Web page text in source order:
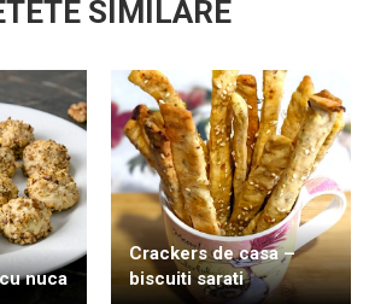
SIMILARE
nuca
Crackers de casa –
biscuiti sarati